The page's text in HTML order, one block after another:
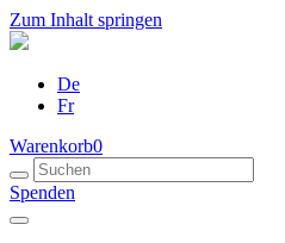
Zum Inhalt springen
De
Fr
Warenkorb0
Spenden